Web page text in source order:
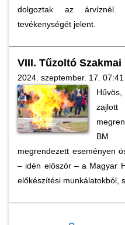
dolgoztak az
tevékenységét jelent.
VIII. Tűzoltó
2024. szeptember. 17. 07:41
BM
megrendezett eseményen
– idén először – a Magyar
előkészítési munkálatokból,